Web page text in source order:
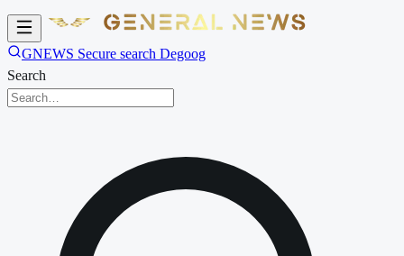
GNEWS Secure search Degoog
Search